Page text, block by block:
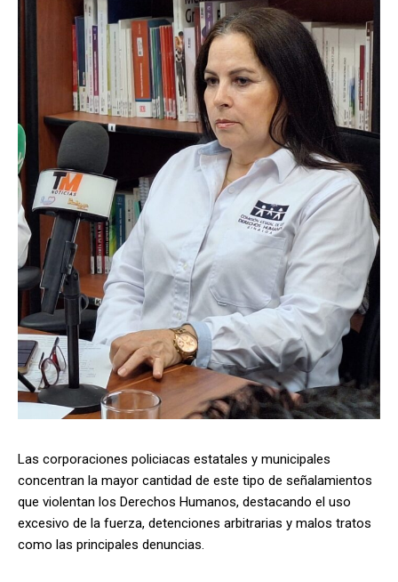
Las corporaciones policiacas estatales y municipales
concentran la mayor cantidad de este tipo de señalamientos
que violentan los Derechos Humanos, destacando el uso
excesivo de la fuerza, detenciones arbitrarias y malos tratos
como las principales denuncias.